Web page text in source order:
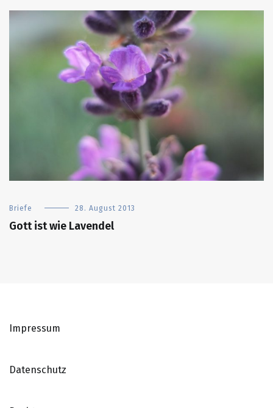
Briefe 28. August 2013
Gott ist wie Lavendel
Impressum
Datenschutz